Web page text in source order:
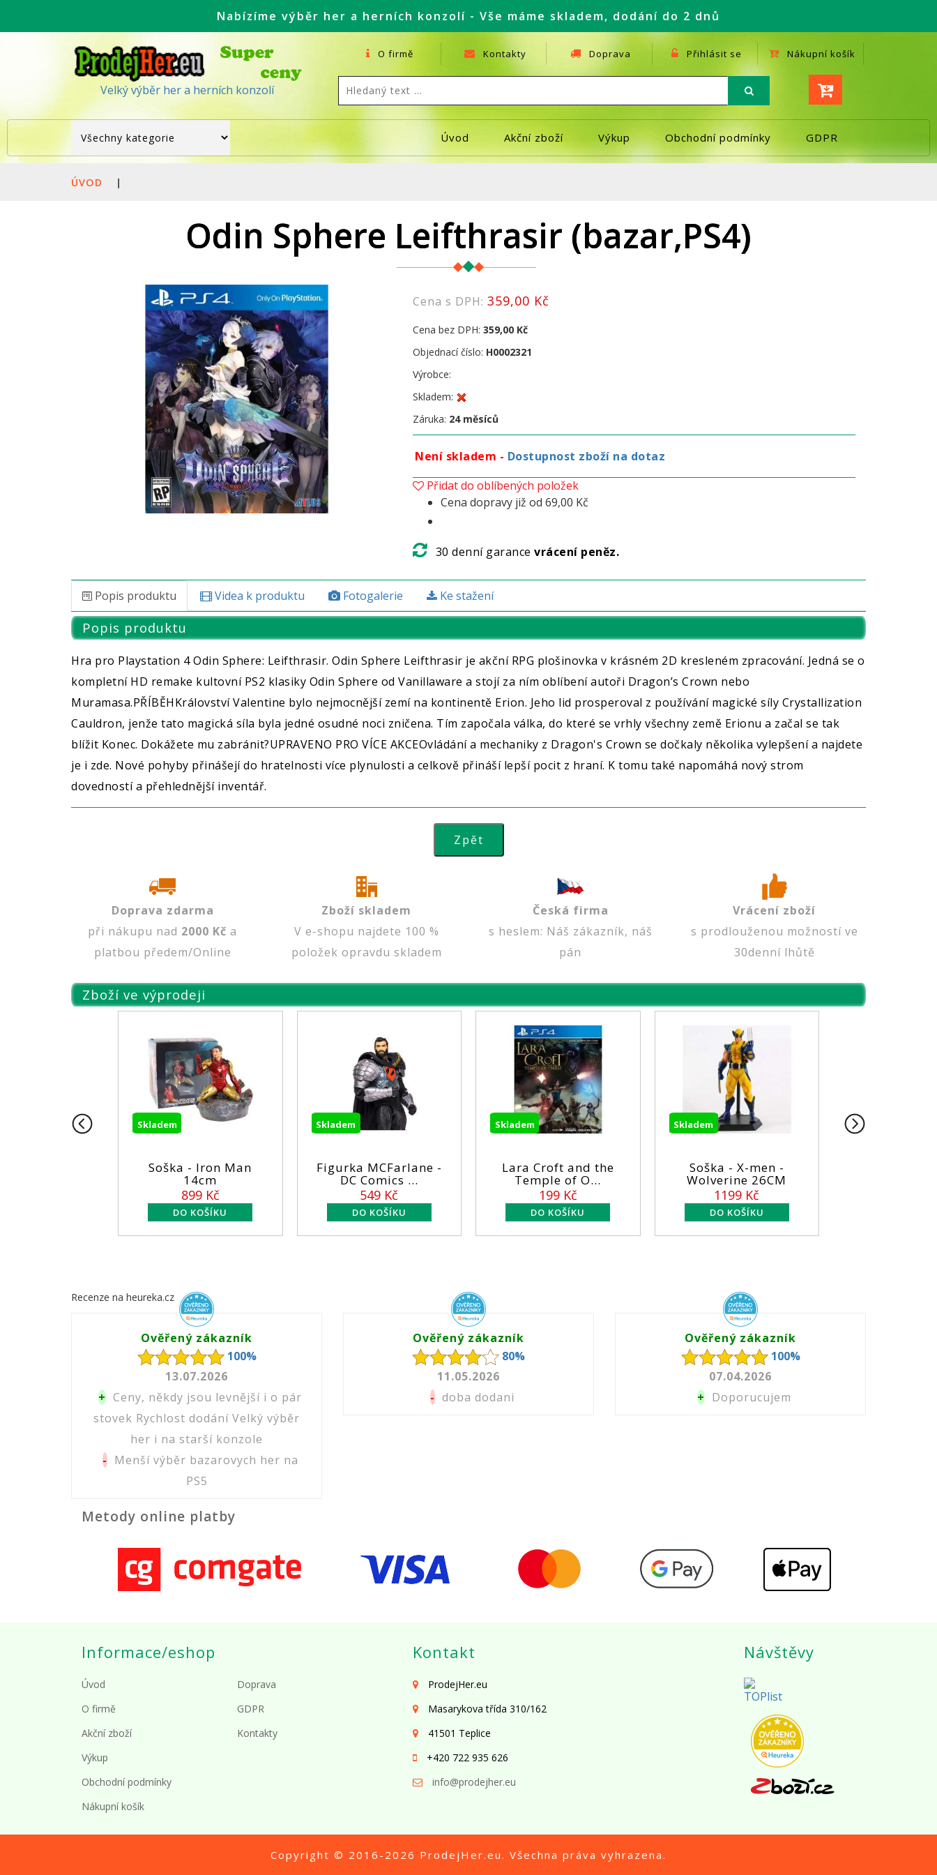
Nabízíme výběr her a herních konzolí - Vše máme skladem, dodání do 2 dnů
Velký výběr her a herních konzolí
O firmě Kontakty Doprava Přihlásit se Nákupní košík
Úvod Akční zboží Výkup Obchodní podmínky GDPR
ÚVOD |
Odin Sphere Leifthrasir (bazar,PS4)
Cena s DPH: 359,00 Kč
Cena bez DPH: 359,00 Kč
Objednací číslo: H0002321
Výrobce:
Skladem:
Záruka: 24 měsíců
Není skladem - Dostupnost zboží na dotaz
Přidat do oblíbených položek
Cena dopravy již od 69,00 Kč
30 denní garance vrácení peněz.
Popis produktu Videa k produktu Fotogalerie Ke stažení
Popis produktu
Hra pro Playstation 4 Odin Sphere: Leifthrasir. Odin Sphere Leifthrasir je akční RPG plošinovka v krásném 2D kresleném zpracování. Jedná se o
kompletní HD remake kultovní PS2 klasiky Odin Sphere od Vanillaware a stojí za ním oblíbení autoři Dragon’s Crown nebo
Muramasa.PŘÍBĚHKrálovství Valentine bylo nejmocnější zemí na kontinentě Erion. Jeho lid prosperoval z používání magické síly Crystallization
Cauldron, jenže tato magická síla byla jedné osudné noci zničena. Tím započala válka, do které se vrhly všechny země Erionu a začal se tak
blížit Konec. Dokážete mu zabránit?UPRAVENO PRO VÍCE AKCEOvládání a mechaniky z Dragon's Crown se dočkaly několika vylepšení a najdete
je i zde. Nové pohyby přinášejí do hratelnosti více plynulosti a celkově přináší lepší pocit z hraní. K tomu také napomáhá nový strom
dovedností a přehlednější inventář.
Doprava zdarma
při nákupu nad 2000 Kč a
platbou předem/Online
Zboží skladem
V e-shopu najdete 100 %
položek opravdu skladem
Česká firma
s heslem: Náš zákazník, náš
pán
Vrácení zboží
s prodlouženou možností ve
30denní lhůtě
Zboží ve výprodeji
Skladem
Soška - Iron Man
14cm
899 Kč
Skladem
Figurka MCFarlane -
DC Comics ...
549 Kč
Skladem
Lara Croft and the
Temple of O...
199 Kč
Skladem
Soška - X-men -
Wolverine 26CM
1199 Kč
Skladem
Recenze na heureka.cz
Ověřený zákazník
100%
13.07.2026
+ Ceny, někdy jsou levnější i o pár
stovek Rychlost dodání Velký výběr
her i na starší konzole
-Menší výběr bazarovych her na
PS5
Ověřený zákazník
80%
11.05.2026
-doba dodani
Ověřený zákazník
100%
07.04.2026
+Doporucujem
Metody online platby
Informace/eshop
Úvod
O firmě
Akční zboží
Výkup
Obchodní podmínky
Nákupní košík
Doprava
GDPR
Kontakty
Kontakt
ProdejHer.eu
Masarykova třída 310/162
41501 Teplice
+420 722 935 626
info@prodejher.eu
Návštěvy
Copyright © 2016-2026 ProdejHer.eu . Všechna práva vyhrazena.